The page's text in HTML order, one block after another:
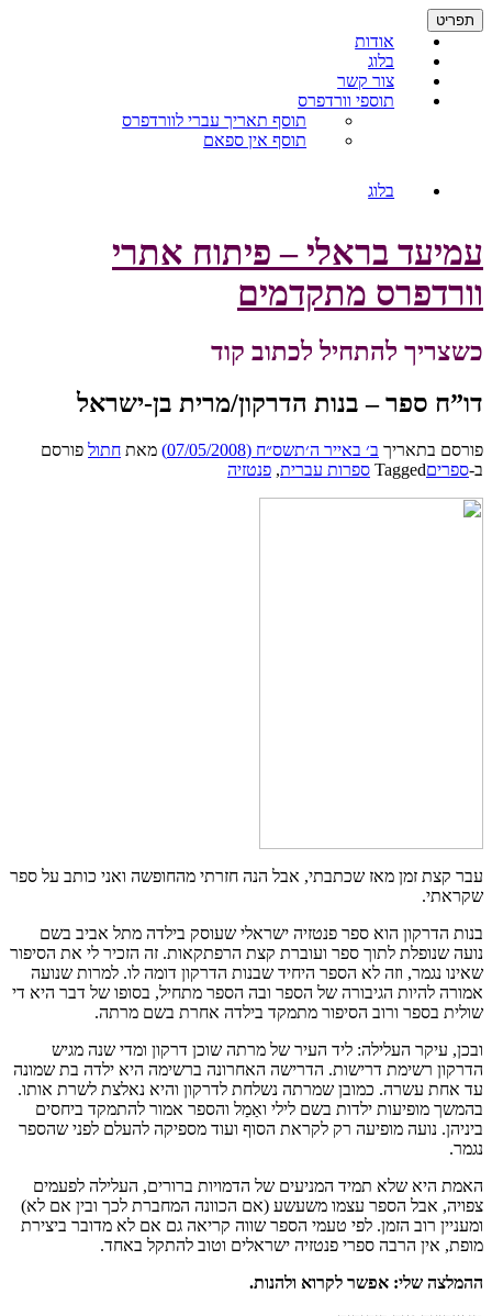
דילוג
לתוכן
תפריט
אודות
בלוג
צור קשר
תוספי וורדפרס
תוסף תאריך עברי לוורדפרס
תוסף אין ספאם
בלוג
עמיעד בראלי – פיתוח אתרי
וורדפרס מתקדמים
כשצריך להתחיל לכתוב קוד
דו”ח ספר – בנות הדרקון/מרית בן-ישראל
פורסם בתאריך ב׳ באייר ה׳תשס״ח (07/05/2008) מאת חתול פורסם
ב-ספריםTagged ספרות עברית, פנטזיה
עבר קצת זמן מאז שכתבתי, אבל הנה חזרתי מהחופשה ואני כותב על ספר
שקראתי.
בנות הדרקון הוא ספר פנטזיה ישראלי שעוסק בילדה מתל אביב בשם
נועה שנופלת לתוך ספר ועוברת קצת הרפתקאות. זה הזכיר לי את הסיפור
שאינו נגמר, וזה לא הספר היחיד שבנות הדרקון דומה לו. למרות שנועה
אמורה להיות הגיבורה של הספר ובה הספר מתחיל, בסופו של דבר היא די
שולית בספר ורוב הסיפור מתמקד בילדה אחרת בשם מרתה.
ובכן, עיקר העלילה: ליד העיר של מרתה שוכן דרקון ומדי שנה מגיש
הדרקון רשימת דרישות. הדרישה האחרונה ברשימה היא ילדה בת שמונה
עד אחת עשרה. כמובן שמרתה נשלחת לדרקון והיא נאלצת לשרת אותו.
בהמשך מופיעות ילדות בשם לילי ואַמַל והספר אמור להתמקד ביחסים
ביניהן. נועה מופיעה רק לקראת הסוף ועוד מספיקה להעלם לפני שהספר
נגמר.
האמת היא שלא תמיד המניעים של הדמויות ברורים, העלילה לפעמים
צפויה, אבל הספר עצמו משעשע (אם הכוונה המחברת לכך ובין אם לא)
ומעניין רוב הזמן. לפי טעמי הספר שווה קריאה גם אם לא מדובר ביצירת
מופת, אין הרבה ספרי פנטזיה ישראלים וטוב להתקל באחד.
ההמלצה שלי: אפשר לקרוא ולהנות.